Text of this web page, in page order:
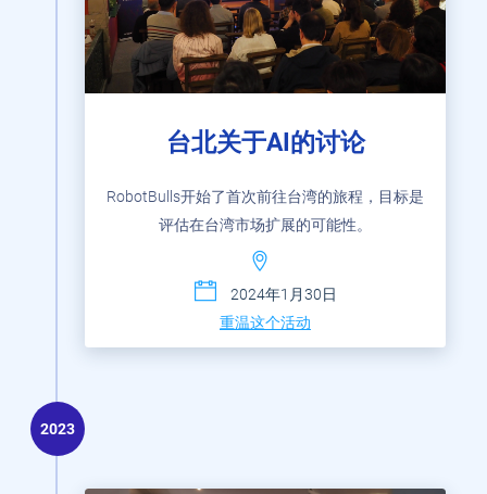
台北关于AI的讨论
RobotBulls开始了首次前往台湾的旅程，目标是
评估在台湾市场扩展的可能性。
2024年1月30日
重温这个活动
2023